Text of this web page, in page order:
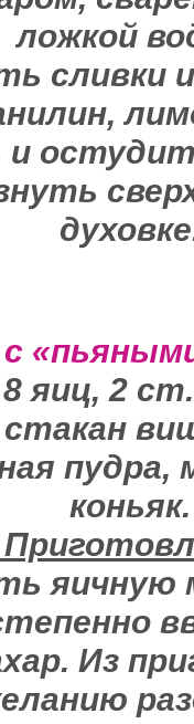
ложкой
сливки
яиц, 2
стакан
пудра,
коньяк.
яичную
Из